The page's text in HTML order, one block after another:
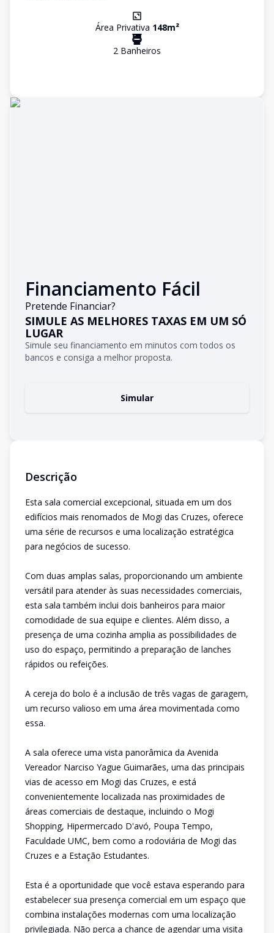
Área Privativa 148m²
2 Banheiros
Financiamento Fácil
Pretende Financiar?
SIMULE AS MELHORES TAXAS EM UM SÓ
LUGAR
Simule seu financiamento em minutos com todos os
bancos e consiga a melhor proposta.
Simular
Descrição
Esta sala comercial excepcional, situada em um dos
edifícios mais renomados de Mogi das Cruzes, oferece
uma série de recursos e uma localização estratégica
para negócios de sucesso.
Com duas amplas salas, proporcionando um ambiente
versátil para atender às suas necessidades comerciais,
esta sala também inclui dois banheiros para maior
comodidade de sua equipe e clientes. Além disso, a
presença de uma cozinha amplia as possibilidades de
uso do espaço, permitindo a preparação de lanches
rápidos ou refeições.
A cereja do bolo é a inclusão de três vagas de garagem,
um recurso valioso em uma área movimentada como
essa.
A sala oferece uma vista panorâmica da Avenida
Vereador Narciso Yague Guimarães, uma das principais
vias de acesso em Mogi das Cruzes, e está
convenientemente localizada nas proximidades de
áreas comerciais de destaque, incluindo o Mogi
Shopping, Hipermercado D'avó, Poupa Tempo,
Faculdade UMC, bem como a rodoviária de Mogi das
Cruzes e a Estação Estudantes.
Esta é a oportunidade que você estava esperando para
estabelecer sua presença comercial em um espaço que
combina instalações modernas com uma localização
privilegiada. Não perca a chance de agendar uma visita